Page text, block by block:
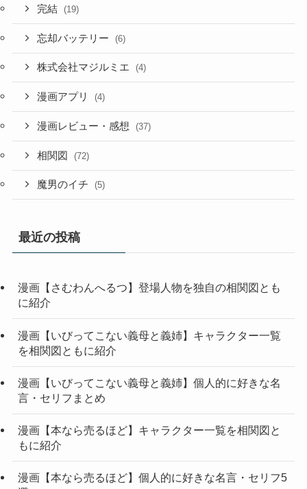
完結 (19)
忘却バッテリー (6)
株式会社マジルミエ (4)
漫画アプリ (4)
漫画レビュー・感想 (37)
相関図 (72)
魔男のイチ (5)
最近の投稿
漫画【さむわんへるつ】登場人物を独自の相関図とも
に紹介
漫画【いびってこない義母と義姉】キャラクター一覧
を相関図ともに紹介
漫画【いびってこない義母と義姉】個人的に好きな名
言・セリフまとめ
漫画【本なら売るほど】キャラクター一覧を相関図と
もに紹介
漫画【本なら売るほど】個人的に好きな名言・セリフ5